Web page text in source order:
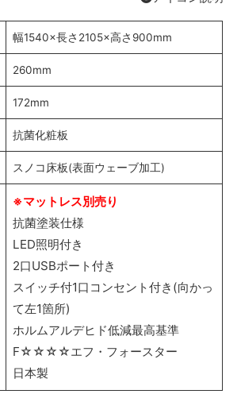
幅1540×長さ2105×高さ900mm
260mm
172mm
抗菌化粧板
スノコ床板(表面ウェーブ加工)
※マットレス別売り
抗菌塗装仕様
LED照明付き
2口USBポート付き
スイッチ付1口コンセント付き(向かっ
て左1箇所)
ホルムアルデヒド低減最高基準
F☆☆☆☆エフ・フォースター
日本製